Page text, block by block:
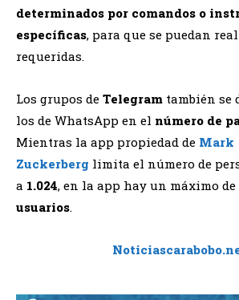
determinados por comandos o
específicas, para que se puedan
requeridas.
Los grupos de Telegram también se
los de WhatsApp en el número de
Mientras la app propiedad de Mark
Zuckerberg limita el número de
a 1.024, en la app hay un máximo
usuarios.